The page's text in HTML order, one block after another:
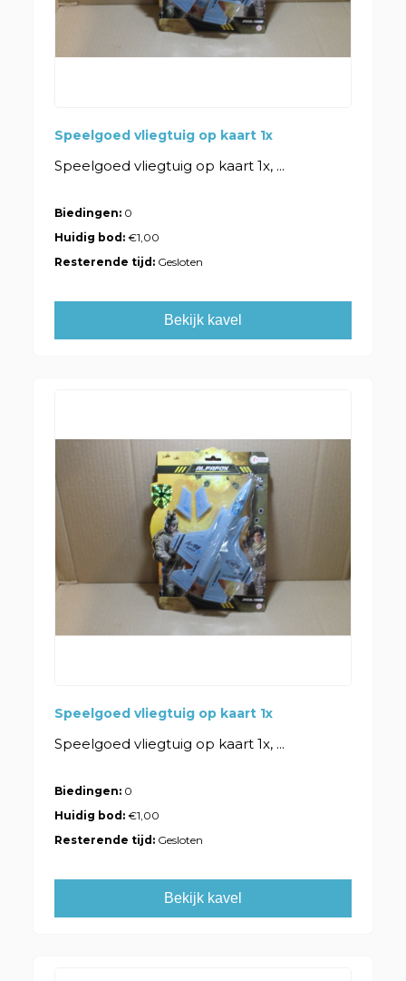
Speelgoed vliegtuig op kaart 1x
Speelgoed vliegtuig op kaart 1x, ...
Biedingen: 0
Huidig bod:€1,00
Resterende tijd: Gesloten
Bekijk kavel
Speelgoed vliegtuig op kaart 1x
Speelgoed vliegtuig op kaart 1x, ...
Biedingen: 0
Huidig bod:€1,00
Resterende tijd: Gesloten
Bekijk kavel